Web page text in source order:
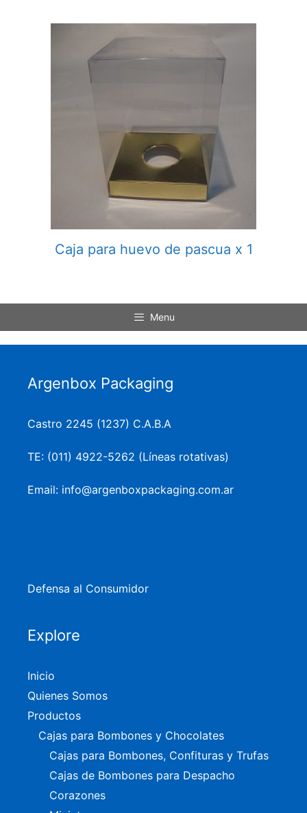
Caja para huevo de pascua x 1
Menu
Argenbox Packaging
Castro 2245 (1237) C.A.B.A
TE: (011) 4922-5262 (Líneas rotativas)
Email: info@argenboxpackaging.com.ar
Defensa al Consumidor
Explore
Inicio
Quienes Somos
Productos
Cajas para Bombones y Chocolates
Cajas para Bombones, Confituras y Trufas
Cajas de Bombones para Despacho
Corazones